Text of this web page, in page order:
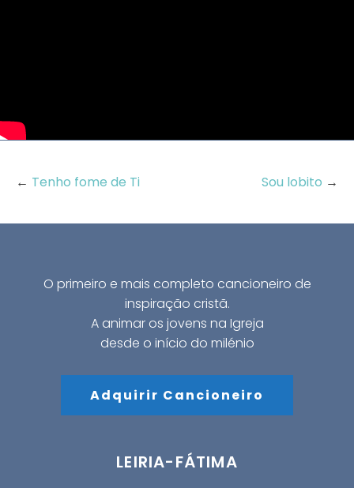
← Tenho fome de Ti Sou lobito →
O primeiro e mais completo cancioneiro de
inspiração cristã.
A animar os jovens na Igreja
desde o início do milénio
Adquirir Cancioneiro
LEIRIA-FÁTIMA